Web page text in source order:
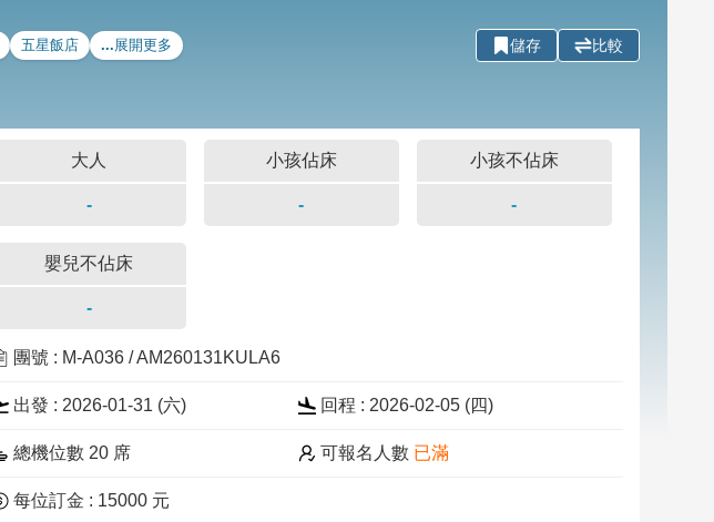
五星飯店 ...展開更多 儲存 比較
大人 小孩佔床 小孩不佔床
- - -
嬰兒不佔床
-
團號 : M-A036 / AM260131KULA6
出發 : 2026-01-31 (六) 回程 : 2026-02-05 (四)
總機位數 20 席 可報名人數 已滿
每位訂金 : 15000 元